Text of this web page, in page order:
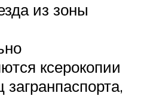
из зоны
ксерокопии
загранпаспорта,